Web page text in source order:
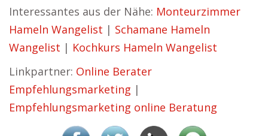
Interessantes aus der Nähe: Monteurzimmer
Hameln Wangelist | Schamane Hameln
Wangelist | Kochkurs Hameln Wangelist
Linkpartner: Online Berater
Empfehlungsmarketing |
Empfehlungsmarketing online Beratung